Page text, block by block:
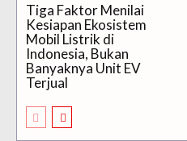
Tiga Faktor Menilai
Kesiapan Ekosistem
Mobil Listrik di
Indonesia, Bukan
Banyaknya Unit EV
Terjual